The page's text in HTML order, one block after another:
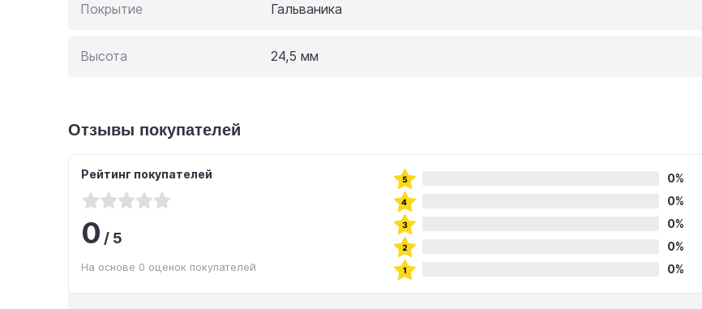
Покрытие Гальваника
Высота 24,5 мм
Отзывы покупателей
Рейтинг покупателей
0/5
На основе 0 оценок покупателей
0%
0%
0%
0%
0%